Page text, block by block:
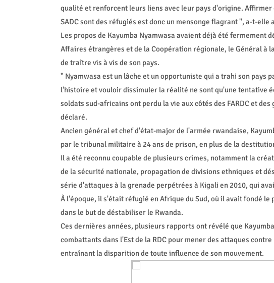
qualité et renforcent leurs liens avec leur pays d'origine.
SADC sont des réfugiés est donc un mensonge flagrant ", a-t-elle
Les propos de Kayumba Nyamwasa avaient déjà été fermement
Affaires étrangères et de la Coopération régionale, le Général à
de traître vis à vis de son pays.
" Nyamwasa est un lâche et un opportuniste qui a trahi son pays
l'histoire et vouloir dissimuler la réalité ne sont qu'une tentative
soldats sud-africains ont perdu la vie aux côtés des FARDC et
déclaré.
Ancien général et chef d'état-major de l'armée rwandaise,
par le tribunal militaire à 24 ans de prison, en plus de la
Il a été reconnu coupable de plusieurs crimes, notamment la
de la sécurité nationale, propagation de divisions ethniques et
série d'attaques à la grenade perpétrées à Kigali en 2010, qui
À l'époque, il s'était réfugié en Afrique du Sud, où il avait fondé
dans le but de déstabiliser le Rwanda.
Ces dernières années, plusieurs rapports ont révélé que
combattants dans l'Est de la RDC pour mener des attaques
entraînant la disparition de toute influence de son mouvement.